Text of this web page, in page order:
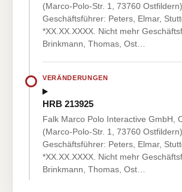
(Marco-Polo-Str. 1, 73760
Geschäftsführer: Peters, Elmar,
*XX.XX.XXXX. Nicht mehr
Brinkmann, Thomas, Ost…
VERÄNDERUNGEN
HRB 213925
Falk Marco Polo Interactive GmbH,
(Marco-Polo-Str. 1, 73760
Geschäftsführer: Peters, Elmar,
*XX.XX.XXXX. Nicht mehr
Brinkmann, Thomas, Ost…